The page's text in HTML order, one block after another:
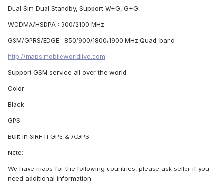
Dual Sim Dual Standby, Support W+G, G+G
WCDMA/HSDPA : 900/2100 MHz
GSM/GPRS/EDGE : 850/900/1800/1900 MHz Quad-band
http://maps.mobileworldlive.com
Support GSM service all over the world
Color
Black
GPS
Built In SiRF III GPS & A.GPS
Note:
We have maps for the following countries, please ask seller if you
need additional information: